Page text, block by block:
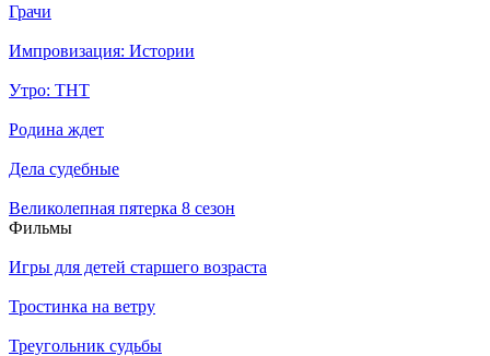
Грачи
Импровизация: Истории
Утро: ТНТ
Родина ждет
Дела судебные
Великолепная пятерка 8 сезон
Филь­мы
Игры для детей старшего возраста
Тростинка на ветру
Треугольник судьбы